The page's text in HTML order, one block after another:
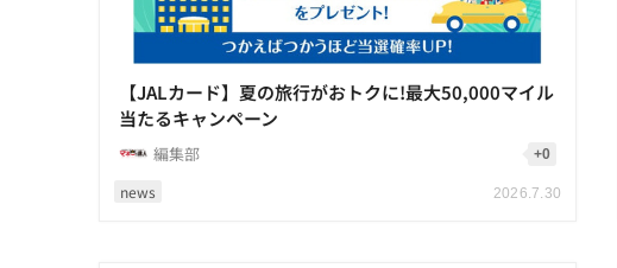
news 2026.7.30
【JALカード】夏の旅行がおトクに!最大50,000マイル
当たるキャンペーン
編集部 +0